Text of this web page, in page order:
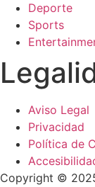
Deporte
Sports
Aviso Legal
Privacidad
Política de
Copyright ©